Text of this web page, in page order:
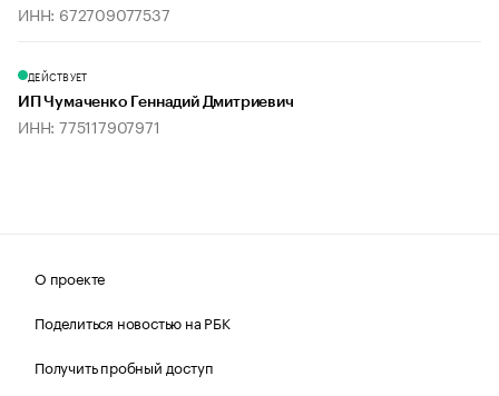
ИНН: 672709077537
ДЕЙСТВУЕТ
ИП Чумаченко Геннадий Дмитриевич
ИНН: 775117907971
О проекте
Поделиться новостью на РБК
Получить пробный доступ